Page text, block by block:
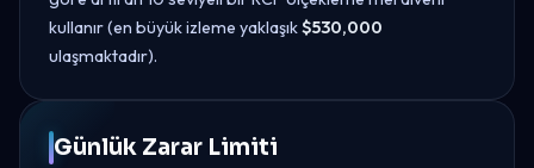
kullanır (en büyük izleme yaklaşık$530,000
ulaşmaktadır).
Günlük Zarar Limiti